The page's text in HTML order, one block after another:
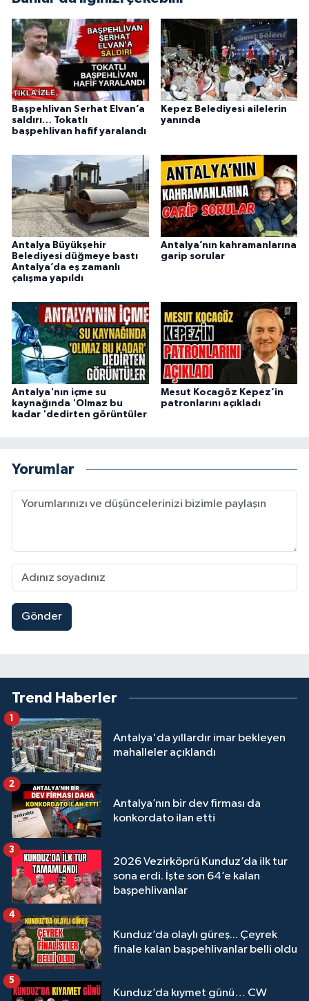
Başpehlivan Serhat Elvan’a
saldırı… Tokatlı
başpehlivan hafif yaralandı
Kepez Belediyesi ailelerin
yanında
Antalya Büyükşehir
Belediyesi düğmeye bastı
Antalya’da eş zamanlı
çalışma yapıldı
Antalya’nın kahramanlarına
garip sorular
Antalya'nın içme su
kaynağında 'Olmaz bu
kadar 'dedirten görüntüler
Mesut Kocagöz Kepez’in
patronlarını açıkladı
Yorumlar
Gönder
Trend Haberler
Antalya'da yıllardır imar bekleyen
mahalleler açıklandı
1
Antalya’nın bir dev firması da
konkordato ilan etti
2
2026 Vezirköprü Kunduz’da ilk tur
sona erdi. İşte son 64’e kalan
başpehlivanlar
3
Kunduz’da olaylı güreş... Çeyrek
finale kalan başpehlivanlar belli oldu
4
Kunduz’da kıymet günü… CW
5